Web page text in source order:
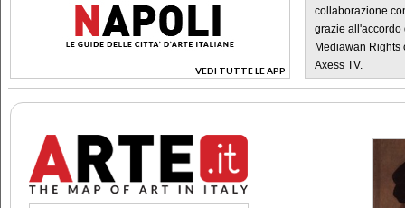
VEDI TUTTE LE APP
>
collaborazione
grazie all'accordo
Mediawan Rights
Axess TV.